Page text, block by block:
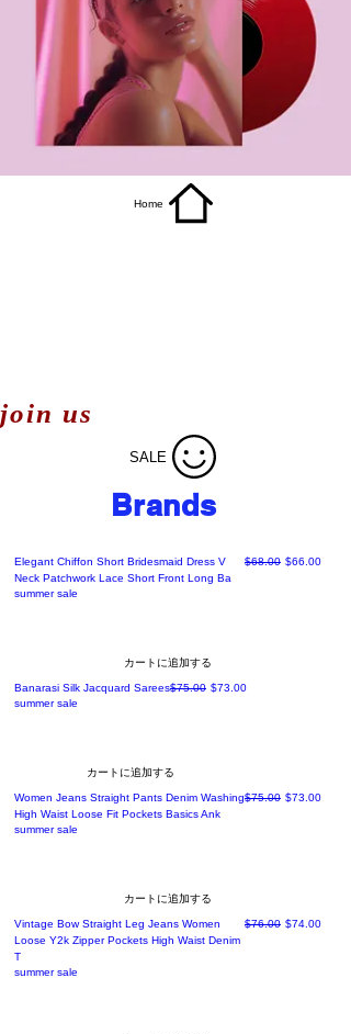
Home
join us
SALE
Brands
Elegant Chiffon Short Bridesmaid Dress V
Neck Patchwork Lace Short Front Long Ba
通常価格
$68.00 セール価格
$66.00
summer sale
カートに追加する
Banarasi Silk Jacquard Sarees通常価格
$75.00 セール価格
$73.00
summer sale
カートに追加する
Women Jeans Straight Pants Denim Washing
High Waist Loose Fit Pockets Basics Ank
通常価格
$75.00 セール価格
$73.00
summer sale
カートに追加する
Vintage Bow Straight Leg Jeans Women
Loose Y2k Zipper Pockets High Waist Denim
T
通常価格
$76.00 セール価格
$74.00
summer sale